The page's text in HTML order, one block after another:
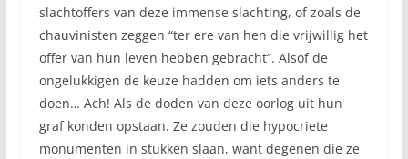
slachtoffers van deze immense slachting, of zoals de
chauvinisten zeggen “ter ere van hen die vrijwillig het
offer van hun leven hebben gebracht”. Alsof de
ongelukkigen de keuze hadden om iets anders te
doen… Ach! Als de doden van deze oorlog uit hun
graf konden opstaan. Ze zouden die hypocriete
monumenten in stukken slaan, want degenen die ze